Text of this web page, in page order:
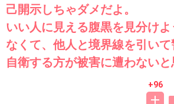
己開示しちゃダメだよ。
いい人に見える腹黒を見分け
なくて、他人と境界線を引い
自衛する方が被害に遭わないと
+96